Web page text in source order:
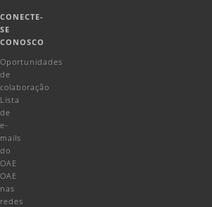
CONECTE-
SE
CONOSCO
Oportunidades
de
colaboração
Lista
de
e-
mails
do
OAE
OAE
nas
redes